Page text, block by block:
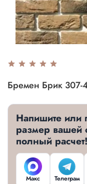
Бремен Брик 307-
Напишите или
размер вашей
полный расчет!
Макс Телеграм